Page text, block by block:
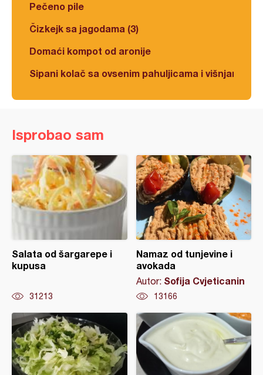
Pečeno pile
Čizkejk sa jagodama (3)
Domaći kompot od aronije
Sipani kolač sa ovsenim pahuljicama i višnjama
Isprobao sam
Salata od šargarepe i
kupusa
31213
Namaz od tunjevine i
avokada
Autor: Sofija Cvjeticanin
13166